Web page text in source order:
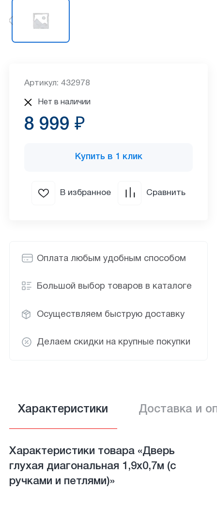
Оплата любым удобным способом
Большой выбор товаров в каталоге
Осуществляем быструю доставку
Делаем скидки на крупные покупки
Артикул: 432978
Нет в наличии
8 999 ₽
Купить в 1 клик
В избранное Сравнить
Характеристики Доставка и
Характеристики товара «Дверь
глухая диагональная 1,9х0,7м (с
ручками и петлями)»